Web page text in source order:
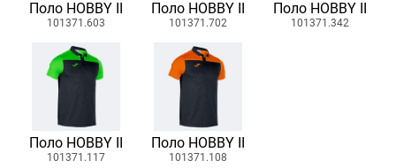
Поло HOBBY II
101371.603
Поло HOBBY II
101371.702
Поло HOBBY II
101371.342
Поло HOBBY II
101371.117
Поло HOBBY II
101371.108